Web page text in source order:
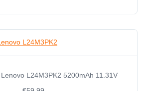
L24M3PK2 5200mAh 11.31V